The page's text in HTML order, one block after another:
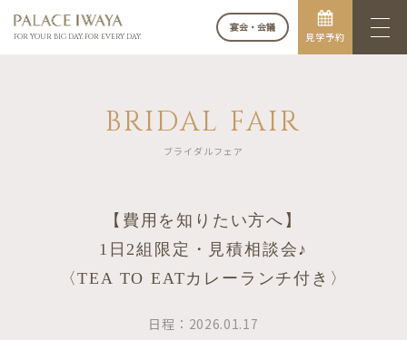
FOR YOUR BIG DAY. FOR EVERY DAY.
宴会・会議
見学予約
BRIDAL FAIR
ブライダルフェア
【費用を知りたい方へ】
1日2組限定・見積相談会♪
〈TEA TO EATカレーランチ付き〉
日程：2026.01.17